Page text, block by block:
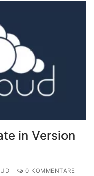
in Version
0 KOMMENTARE